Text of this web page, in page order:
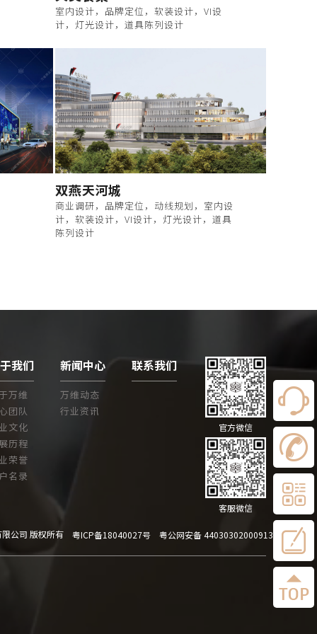
室内设计，品牌定位，软装设计，VI设
计，灯光设计，道具陈列设计
双燕天河城
商业调研，品牌定位，动线规划，室内设
计，软装设计，VI设计，灯光设计，道具
陈列设计
我们
万维
团队
文化
历程
荣誉
名录
新闻中心
万维动态
行业资讯
联系我们
官方微信
客服微信
公司 版权所有 粤ICP备18040027号 粤公网安备 44030302000913